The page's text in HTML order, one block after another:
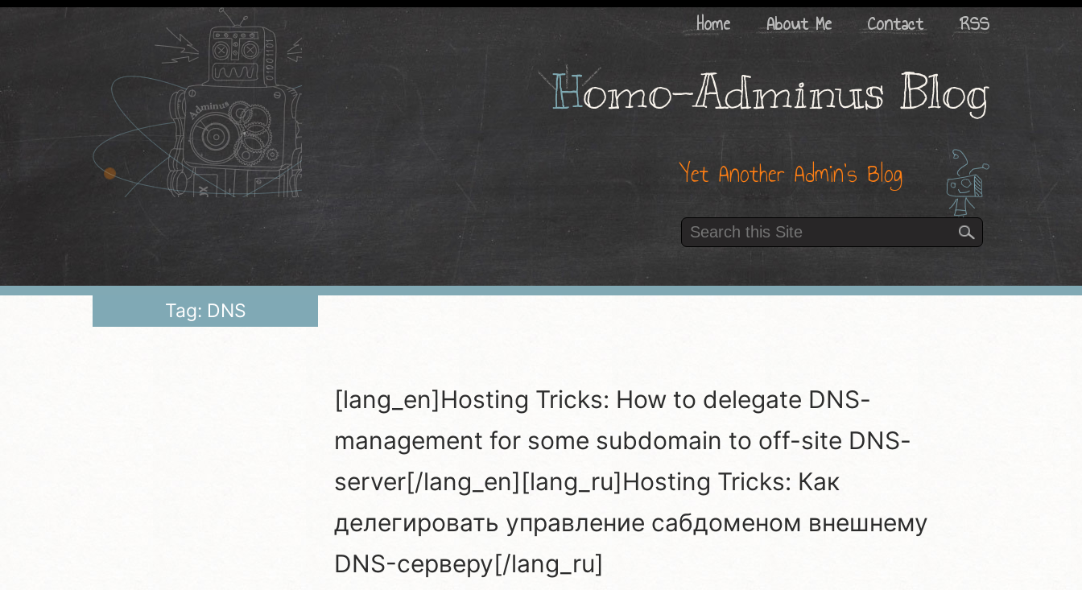
Home About Me Contact RSS
Homo-Adminus Blog
Yet Another Admin’s Blog
Tag: DNS
[lang_en]Hosting Tricks: How to delegate DNS-
management for some subdomain to off-site DNS-
server[/lang_en][lang_ru]Hosting Tricks: Как
делегировать управление сабдоменом внешнему
DNS-серверу[/lang_ru]